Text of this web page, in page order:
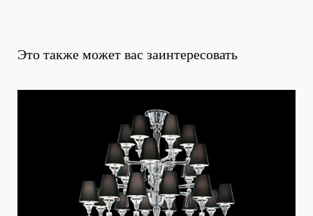
Это также может вас заинтересовать